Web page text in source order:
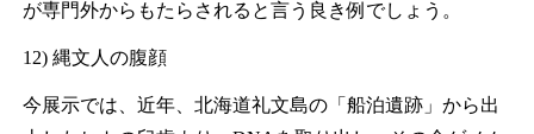
が専門外からもたらされると言う良き例でしょう。
12) 縄文人の腹顔
今展示では、近年、北海道礼文島の「船泊遺跡」から出